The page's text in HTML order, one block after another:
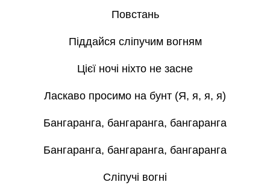
Повстань
Піддайся сліпучим вогням
Цієї ночі ніхто не засне
Ласкаво просимо на бунт (Я, я, я, я)
Бангаранга, бангаранга, бангаранга
Бангаранга, бангаранга, бангаранга
Сліпучі вогні